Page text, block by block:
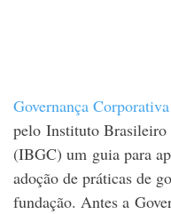
Governança
pelo Instituto Brasileiro
(IBGC) um guia para
adoção de práticas de
fundação. Antes a